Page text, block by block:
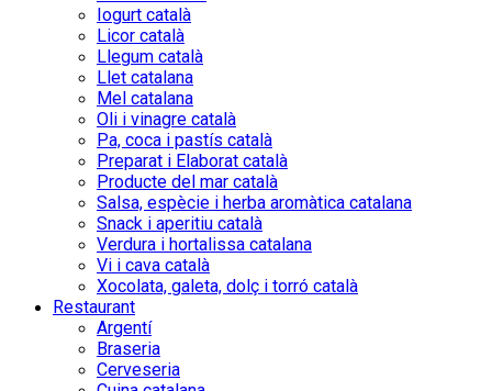
Iogurt català
Licor català
Llegum català
Llet catalana
Mel catalana
Oli i vinagre català
Pa, coca i pastís català
Preparat i Elaborat català
Producte del mar català
Salsa, espècie i herba aromàtica catalana
Snack i aperitiu català
Verdura i hortalissa catalana
Vi i cava català
Xocolata, galeta, dolç i torró català
Restaurant
Argentí
Braseria
Cerveseria